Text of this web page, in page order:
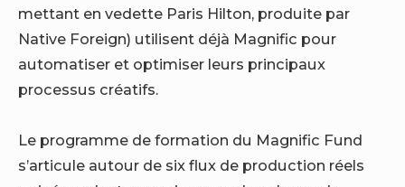
mettant en vedette Paris Hilton, produite par
Native Foreign) utilisent déjà Magnific pour
automatiser et optimiser leurs principaux
processus créatifs.
Le programme de formation du Magnific Fund
s’articule autour de six flux de production réels